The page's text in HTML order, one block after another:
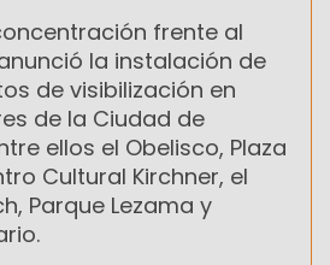
frente al
la instalación de
de visibilización en
de la Ciudad de
ellos el Obelisco, Plaza
Cultural Kirchner, el
Parque Lezama y